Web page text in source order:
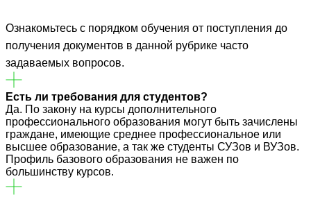
Ознакомьтесь с порядком обучения от поступления до
получения документов в данной рубрике часто
задаваемых вопросов.
Есть ли требования для студентов?
Да. По закону на курсы дополнительного
профессионального образования могут быть зачислены
граждане, имеющие среднее профессиональное или
высшее образование, а так же студенты СУЗов и ВУЗов.
Профиль базового образования не важен по
большинству курсов.